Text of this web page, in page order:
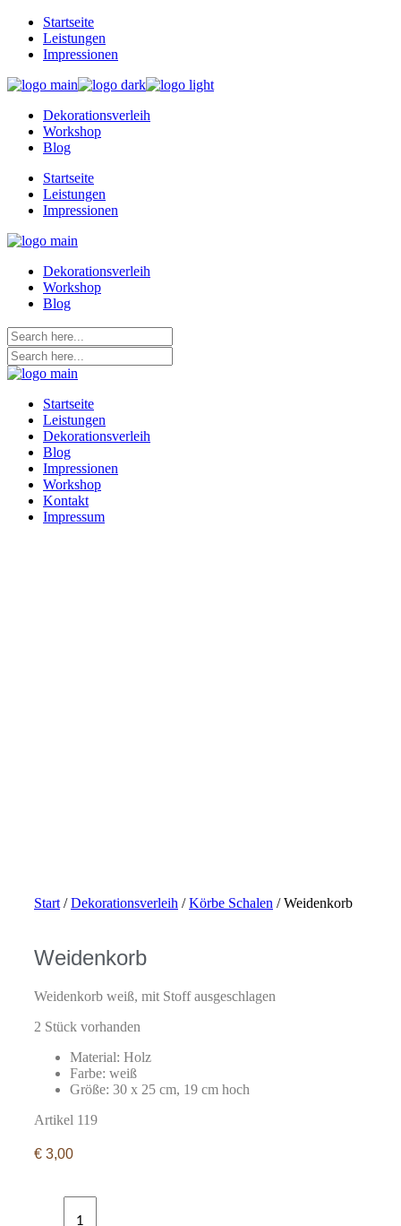
Skip
Startseite
Leistungen
Impressionen
Dekorationsverleih
Workshop
Blog
Startseite
Leistungen
Impressionen
Dekorationsverleih
Workshop
Blog
Startseite
Leistungen
Dekorationsverleih
Blog
Impressionen
Workshop
Kontakt
Impressum
Start /Dekorationsverleih /Körbe Schalen / Weidenkorb
Weidenkorb
Weidenkorb weiß, mit Stoff ausgeschlagen
2 Stück vorhanden
Material: Holz
Farbe: weiß
Größe: 30 x 25 cm, 19 cm hoch
Artikel 119
€ 3,00